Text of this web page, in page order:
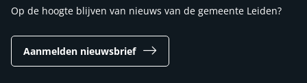
Op de hoogte blijven van nieuws van de gemeente Leiden?
Aanmelden nieuwsbrief